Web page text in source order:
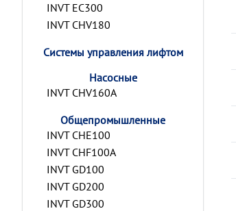
INVT EC300
INVT CHV180
Системы управления лифтом
Насосные
INVT CHV160A
Общепромышленные
INVT CHE100
INVT CHF100A
INVT GD100
INVT GD200
INVT GD300